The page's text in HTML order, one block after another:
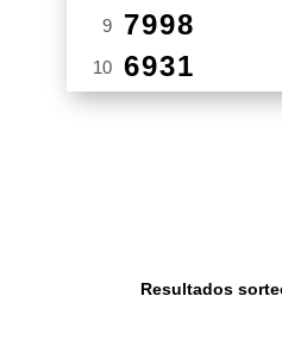
9 7998
10 6931
Resultados